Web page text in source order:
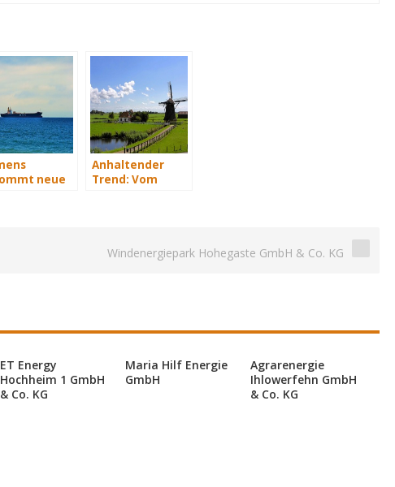
neue
Anhaltender
Trend: Vom
Windenergiepark Hohegaste GmbH & Co. KG
ET Energy
Hochheim 1 GmbH
& Co. KG
Maria Hilf Energie
GmbH
Agrarenergie
Ihlowerfehn GmbH
& Co. KG